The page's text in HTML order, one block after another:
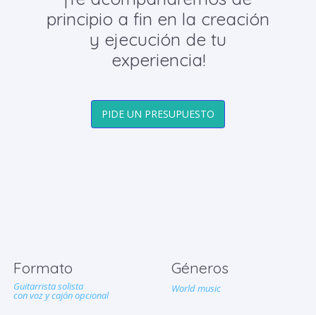
principio a fin en la creación
y ejecución de tu
experiencia!
PIDE UN PRESUPUESTO
Formato
Guitarrista solista
con voz y cajón opcional
Géneros
World music